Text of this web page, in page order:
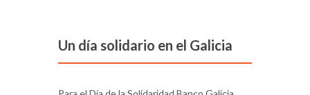
Un día solidario en el Galicia